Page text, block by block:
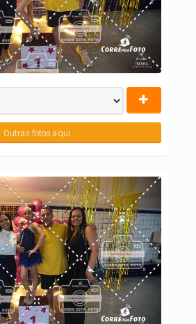
Outras fotos aqui